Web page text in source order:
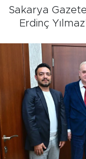
Sakarya
Erdinç
Eskişehirspor
Sağlık
Kültür Sanat
Tarihçe
Resmi İlanlar
Süper Lig
Son Dakika
Haber Arşivi